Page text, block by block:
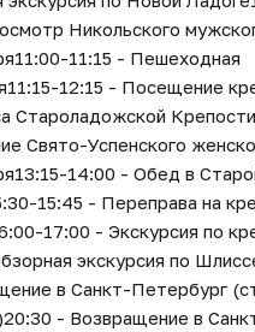
Никольского
11:15 - Пешеходная
12:15 - Посещение
Староладожской
Свято-Успенского
14:00 - Обед в
15:45 - Переправа на
17:00 - Экскурсия по
экскурсия по
в Санкт-Петербург
- Возвращение в